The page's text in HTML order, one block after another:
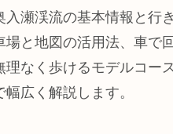
入瀬渓流の基本情報と行
場と地図の活用法、車で
理なく歩けるモデルコ
広く解説します。